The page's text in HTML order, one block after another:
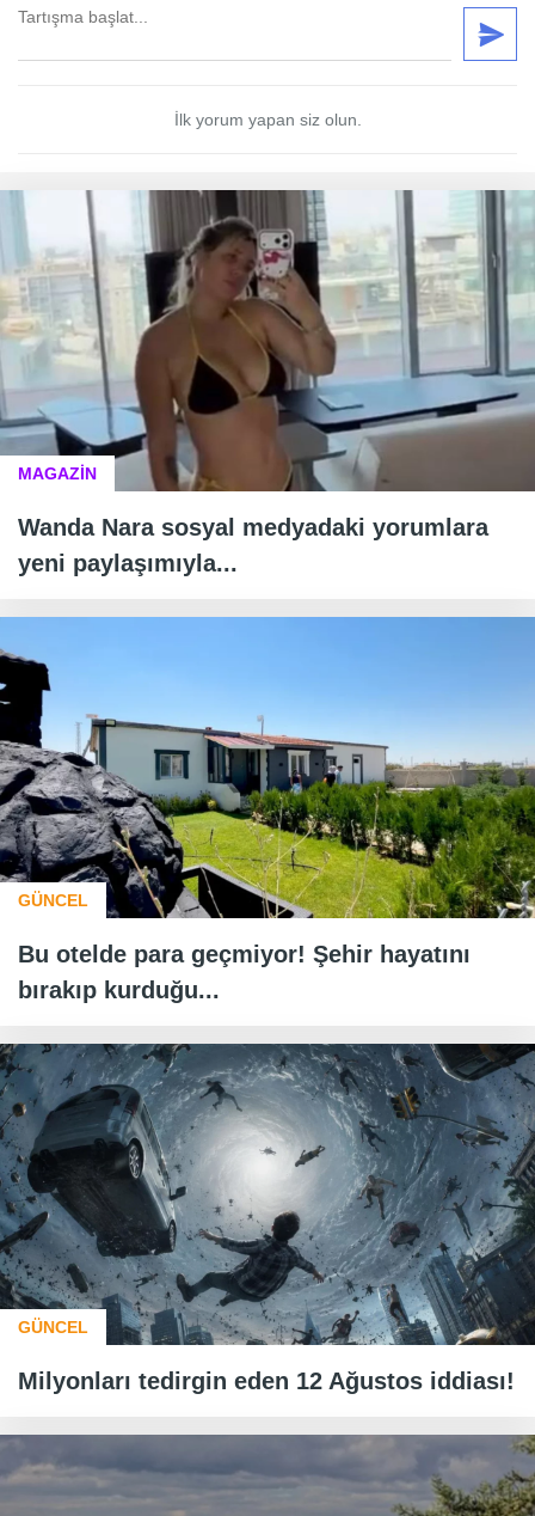
İlk yorum yapan siz olun.
MAGAZİN
Wanda Nara sosyal medyadaki yorumlara
yeni paylaşımıyla...
GÜNCEL
Bu otelde para geçmiyor! Şehir hayatını
bırakıp kurduğu...
GÜNCEL
Milyonları tedirgin eden 12 Ağustos iddiası!